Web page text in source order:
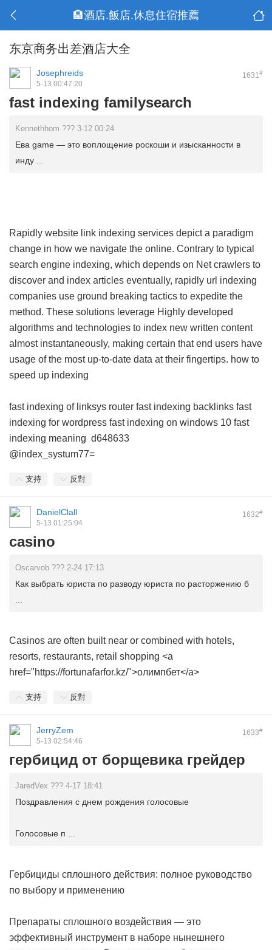
🏨酒店.飯店.休息住宿推薦
东京商务出差酒店大全
1631#
Josephreids
5-13 00:47:20
fast indexing familysearch
Kennethhom ??? 3-12 00:24
Ева game — это воплощение роскоши и изысканности в
инду ...
Rapidly website link indexing services depict a paradigm
change in how we navigate the online. Contrary to typical
search engine indexing, which depends on Net crawlers to
discover and index articles eventually, rapidly url indexing
companies use ground breaking tactics to expedite the
method. These solutions leverage Highly developed
algorithms and technologies to index new written content
almost instantaneously, making certain that end users have
usage of the most up-to-date data at their fingertips. how to
speed up indexing
fast indexing of linksys router fast indexing backlinks fast
indexing for wordpress fast indexing on windows 10 fast
indexing meaning d648633
@index_systum77=
支持 反對
1632#
DanielClall
5-13 01:25:04
casino
Oscarvob ??? 2-24 17:13
Как выбрать юриста по разводу юриста по расторжению б
Casinos are often built near or combined with hotels,
resorts, restaurants, retail shopping <a
href="https://fortunafarfor.kz/">олимпбет</a>
支持 反對
1633#
JerryZem
5-13 02:54:46
гербицид от борщевика грейдер
JaredVex ??? 4-17 18:41
Поздравления с днем рождения голосовые
Голосовые п ...
Гербициды сплошного действия: полное руководство
по выбору и применению
Препараты сплошного воздействия — это
эффективный инструмент в наборе нынешнего